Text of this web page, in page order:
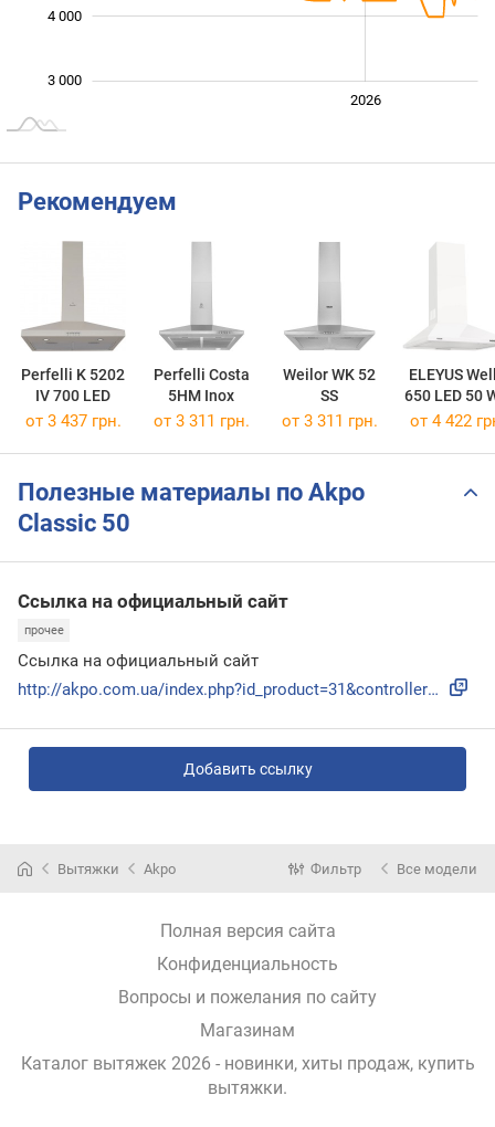
3 000
4 000
2026
Рекомендуем
Perfelli K 5202
IV 700 LED
Perfelli Costa
5HM Inox
Weilor WK 52
SS
ELEYUS
650 LED 50
от 3 437 грн. от 3 311 грн. от 3 311 грн. от 4 422
Полезные материалы по Akpo
Classic 50
Ссылка на официальный сайт
прочее
Ссылка на официальный сайт
http://akpo.com.ua/index.php?id_product=31&controller=produ...
Добавить ссылку
Вытяжки Akpo Фильтр Все модели
Полная версия сайта
Конфиденциальность
Вопросы и пожелания по сайту
Магазинам
Каталог вытяжек 2026 - новинки, хиты продаж, купить
вытяжки.